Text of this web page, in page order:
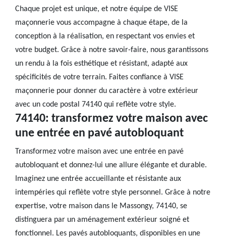
Chaque projet est unique, et notre équipe de VISE
maçonnerie vous accompagne à chaque étape, de la
conception à la réalisation, en respectant vos envies et
votre budget. Grâce à notre savoir-faire, nous garantissons
un rendu à la fois esthétique et résistant, adapté aux
spécificités de votre terrain. Faites confiance à VISE
maçonnerie pour donner du caractère à votre extérieur
avec un code postal 74140 qui reflète votre style.
74140: transformez votre maison avec
une entrée en pavé autobloquant
Transformez votre maison avec une entrée en pavé
autobloquant et donnez-lui une allure élégante et durable.
Imaginez une entrée accueillante et résistante aux
intempéries qui reflète votre style personnel. Grâce à notre
expertise, votre maison dans le Massongy, 74140, se
distinguera par un aménagement extérieur soigné et
fonctionnel. Les pavés autobloquants, disponibles en une